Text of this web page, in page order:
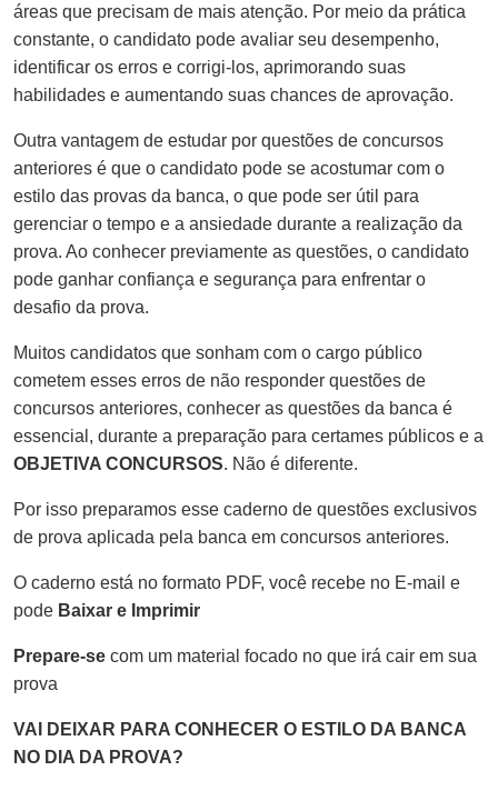
áreas que precisam de mais atenção. Por meio da prática
constante, o candidato pode avaliar seu desempenho,
identificar os erros e corrigi-los, aprimorando suas
habilidades e aumentando suas chances de aprovação.
Outra vantagem de estudar por questões de concursos
anteriores é que o candidato pode se acostumar com o
estilo das provas da banca, o que pode ser útil para
gerenciar o tempo e a ansiedade durante a realização da
prova. Ao conhecer previamente as questões, o candidato
pode ganhar confiança e segurança para enfrentar o
desafio da prova.
Muitos candidatos que sonham com o cargo público
cometem esses erros de não responder questões de
concursos anteriores, conhecer as questões da banca é
essencial, durante a preparação para certames públicos e a
OBJETIVA CONCURSOS. Não é diferente.
Por isso preparamos esse caderno de questões exclusivos
de prova aplicada pela banca em concursos anteriores.
O caderno está no formato PDF, você recebe no E-mail e
pode Baixar e Imprimir
Prepare-se com um material focado no que irá cair em sua
prova
VAI DEIXAR PARA CONHECER O ESTILO DA BANCA
NO DIA DA PROVA?